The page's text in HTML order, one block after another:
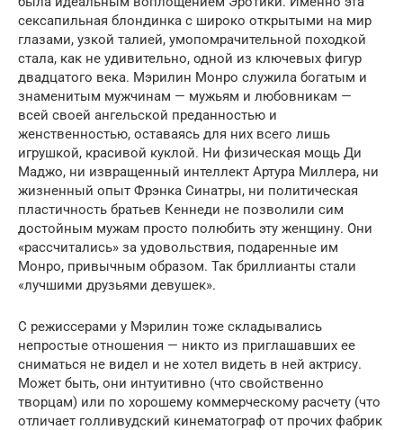
сексапильная блондинка с широко открытыми на мир
глазами, узкой талией, умопомрачительной походкой
стала, как не удивительно, одной из ключевых фигур
двадцатого века. Мэрилин Монро служила богатым и
знаменитым мужчинам — мужьям и любовникам —
всей своей ангельской преданностью и
женственностью, оставаясь для них всего лишь
игрушкой, красивой куклой. Ни физическая мощь Ди
Маджо, ни извращенный интеллект Артура Миллера, ни
жизненный опыт Фрэнка Синатры, ни политическая
пластичность братьев Кеннеди не позволили сим
достойным мужам просто полюбить эту женщину. Они
«рассчитались» за удовольствия, подаренные им
Монро, привычным образом. Так бриллианты стали
«лучшими друзьями девушек».
С режиссерами у Мэрилин тоже складывались
непростые отношения — никто из приглашавших ее
сниматься не видел и не хотел видеть в ней актрису.
Может быть, они интуитивно (что свойственно
творцам) или по хорошему коммерческому расчету (что
отличает голливудский кинематограф от прочих фабрик